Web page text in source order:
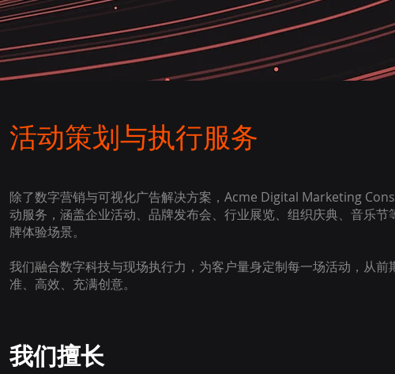
活动策划与执行服务
除了数字营销与可视化广告解决方案，Acme Digital Marketing
动服务，涵盖企业活动、品牌发布会、行业展览、组织庆典、音乐
牌体验场景。
我们融合数字科技与现场执行力，为客户量身定制每一场活动，从
准、高效、充满创意。
我们擅长